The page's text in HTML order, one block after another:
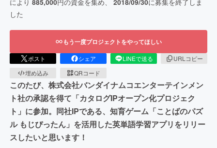
した
もう一度プロジェクトをやってほしい
ポスト シェア LINEで送る
URLコピー
埋め込み
QRコード
このたび、株式会社バンダイナムコエンターテインメン
ト社の承認を得て「カタログIPオープン化プロジェク
ト」に参加。同社IPである、知育ゲーム「ことばのパズ
ル もじぴったん」を活用した英単語学習アプリをリリー
スしたいと思います！